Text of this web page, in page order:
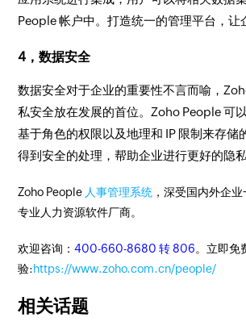
People 帐户中。打造统一的管理平台，让
4，数据安全
数据安全对于企业的重要性不言而喻，
私安全放在发展的首位。Zoho People 可
基于角色的权限以及地理和 IP 限制来存储
得到安全的处理，帮助企业进行更好的隐私
Zoho People 人事管理系统 ，深受国内外企
专业人力资源软件厂商。
欢迎咨询：400-660-8680 转 806。立即免
验:https://www.zoho.com.cn/people/
相关话题